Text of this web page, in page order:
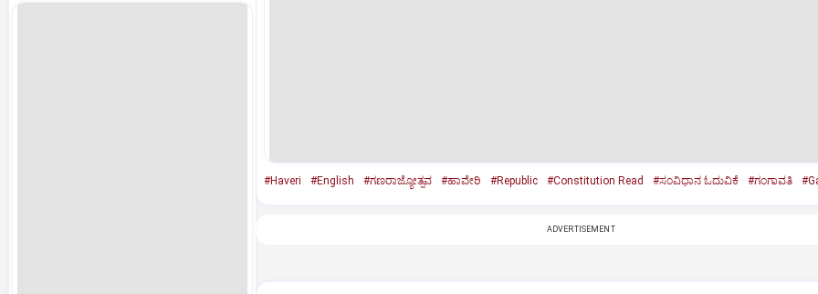
#Haveri #English #ಗಣರಾಜ್ಯೋತ್ಸವ #ಹಾವೇರಿ #Republic #Constitution Read #ಸಂವಿಧಾನ ಓದುವಿಕೆ #ಗಂಗಾವತಿ
ADVERTISEMENT